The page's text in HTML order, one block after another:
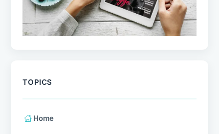
TOPICS
Home